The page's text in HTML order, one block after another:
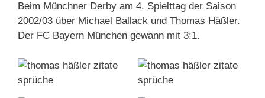
Beim Münchner Derby am 4. Spielttag der Saison
2002/03 über Michael Ballack und Thomas Häßler.
Der FC Bayern München gewann mit 3:1.